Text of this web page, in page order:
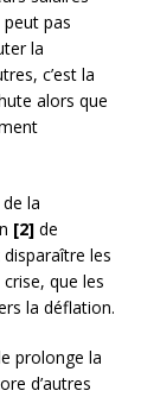
pas
la
c’est la
alors que
la
[2] de
les
que les
la déflation.
prolonge la
d’autres